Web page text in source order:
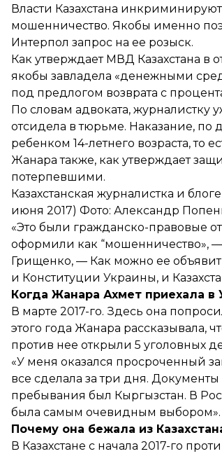
Власти Казахстана
мошенничество. Якобы именно
Интерпол запрос на ее розыск.
Как утверждаетМВД Казахстана в
якобы завладела «денежными
под предлогом возврата с
По словам адвоката, журналистку
отсидела в тюрьме. Наказание,
ребенком 14-летнего возраста, то
Жанара также, как утверждает
потерпевшими.
Казахстанская журналистка и
июня 2017) Фото: Александр
«Это были гражданско-правовые
оформили как “мошенничество»,
Грищенко, — Как можно ее
и Конституции Украины, и
Когда Жанара Ахмет приехала в
В марте 2017-го. Здесь она
этого года Жанара рассказывала,
против нее открыли 5 уголовных
«У меня оказался просроченный
все сделала за три дня.
пребывания был Кыргызстан. В
была самым очевидным выбором».
Почему она бежала из
В Казахстане с начала 2017-го